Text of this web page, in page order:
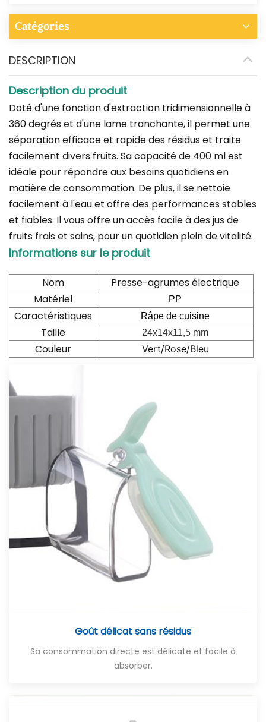
Catégories
DESCRIPTION
Description du produit
Doté d'une fonction d'extraction tridimensionnelle à
360 degrés et d'une lame tranchante, il permet une
séparation efficace et rapide des résidus et traite
facilement divers fruits. Sa capacité de 400 ml est
idéale pour répondre aux besoins quotidiens en
matière de consommation. De plus, il se nettoie
facilement à l'eau et offre des performances stables
et fiables. Il vous offre un accès facile à des jus de
fruits frais et sains, pour un quotidien plein de vitalité.
Informations sur le produit
Nom
Presse-agrumes électrique
Matériel
PP
Caractéristiques Râpe de cuisine
Taille 24x14x11,5 mm
Couleur Vert/Rose/Bleu
Goût délicat sans résidus
Sa consommation directe est délicate et facile à
absorber.